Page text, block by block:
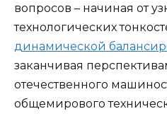
вопросов – начиная от
технологических
динамической
заканчивая
отечественного
общемирового